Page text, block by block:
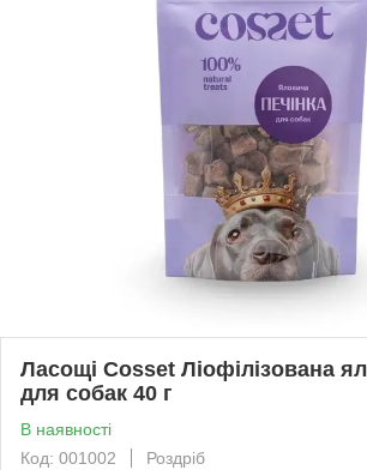
Ласощі Cosset Ліофілізована
для собак 40 г
В наявності
Код: 001002
Роздріб